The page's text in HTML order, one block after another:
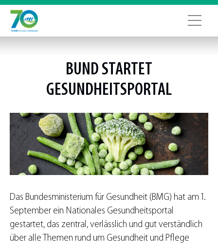
BUND STARTET
GESUNDHEITSPORTAL
Das Bundesministerium für Gesundheit (BMG) hat am 1.
September ein Nationales Gesundheitsportal
gestartet, das zentral, verlässlich und gut verständlich
über alle Themen rund um Gesundheit und Pflege